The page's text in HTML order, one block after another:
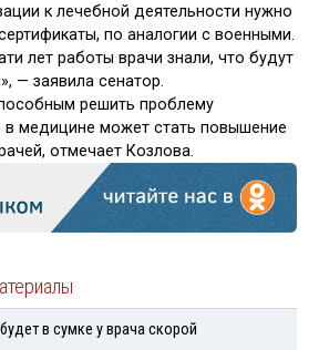
к лечебной деятельности нужно
по аналогии с военными.
лет работы врачи знали, что будут
— заявила сенатор.
решить проблему
в медицине может стать повышение
отмечает Козлова.
в сумке у врача скорой